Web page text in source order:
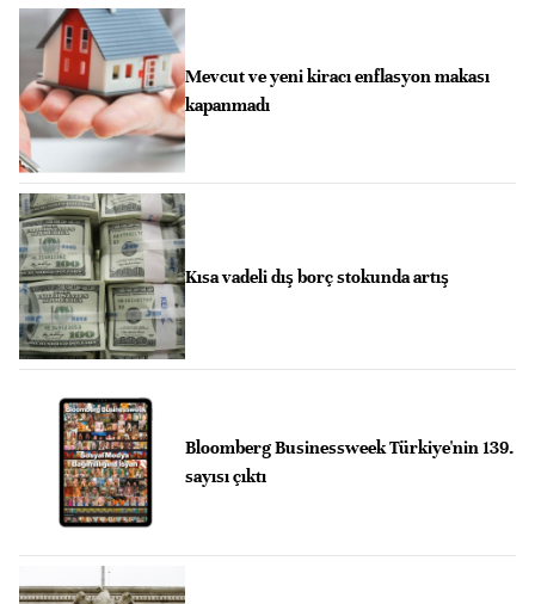
Mevcut ve yeni kiracı enflasyon makası
kapanmadı
Kısa vadeli dış borç stokunda artış
Bloomberg Businessweek Türkiye'nin 139.
sayısı çıktı